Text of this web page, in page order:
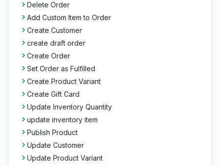
Delete Order
Add Custom Item to Order
Create Customer
create draft order
Create Order
Set Order as Fulfilled
Create Product Variant
Create Gift Card
Update Inventory Quantity
update inventory item
Publish Product
Update Customer
Update Product Variant